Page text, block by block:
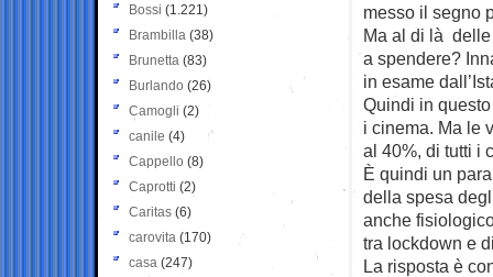
messo il segno
Ma al di là
a spendere?
in esame
Quindi in
i cinema. Ma le
al 40%, di tutti i
È quindi un
della spesa
anche
tra lockdown e
La risposta è
Bossi (1.221)
Brambilla (38)
Brunetta (83)
Burlando (26)
Camogli (2)
canile (4)
Cappello (8)
Caprotti (2)
Caritas (6)
carovita (170)
casa (247)